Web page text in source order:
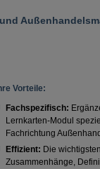
Vorteile:
Fachspezifisch:
Lernkarten-Modul
Fachrichtung
Effizient: Die wichtigsten
Zusammenhänge,